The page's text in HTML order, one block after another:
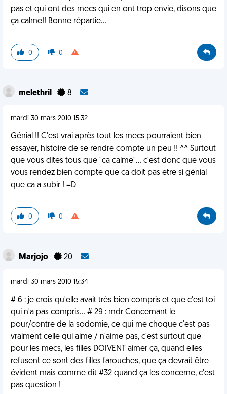
pas et qui ont des mecs qui en ont trop envie, disons que
ça calme!! Bonne répartie...
0 0
melethril 8
mardi 30 mars 2010 15:32
Génial !! C'est vrai après tout les mecs pourraient bien
essayer, histoire de se rendre compte un peu !! ^^ Surtout
que vous dites tous que "ca calme"... c'est donc que vous
vous rendez bien compte que ca doit pas etre si génial
que ca a subir ! =D
0 0
Marjojo 20
mardi 30 mars 2010 15:34
# 6 : je crois qu'elle avait très bien compris et que c'est toi
qui n'a pas compris... # 29 : mdr Concernant le
pour/contre de la sodomie, ce qui me choque c'est pas
vraiment celle qui aime / n'aime pas, c'est surtout que
pour les mecs, les filles DOIVENT aimer ça, quand elles
refusent ce sont des filles farouches, que ça devrait être
évident mais comme dit #32 quand ça les concerne, c'est
pas question !